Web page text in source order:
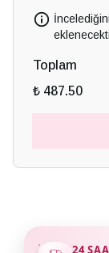
Toplam
₺ 487.50
24